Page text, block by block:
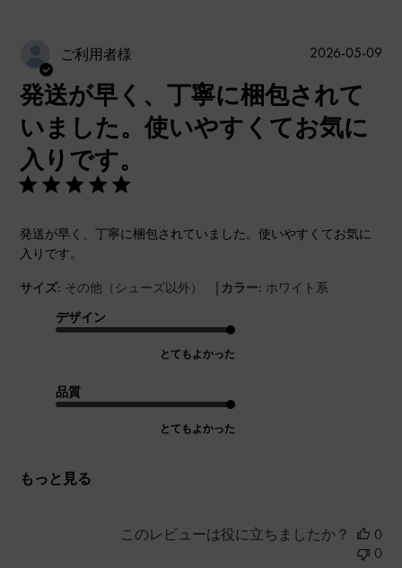
ご利用者様
発送が早く、丁寧に梱包されて
いました。使いやすくてお気に
入りです。
発送が早く、丁寧に梱包されていました。使いやすくてお気に
入りです。
サイズ: その他（シューズ以外） | カラー: ホワイト系
デザイン
とてもよかった
品質
とてもよかった
もっと見る
公
2026-05-09
このレビューは役に立ちましたか？
0
0